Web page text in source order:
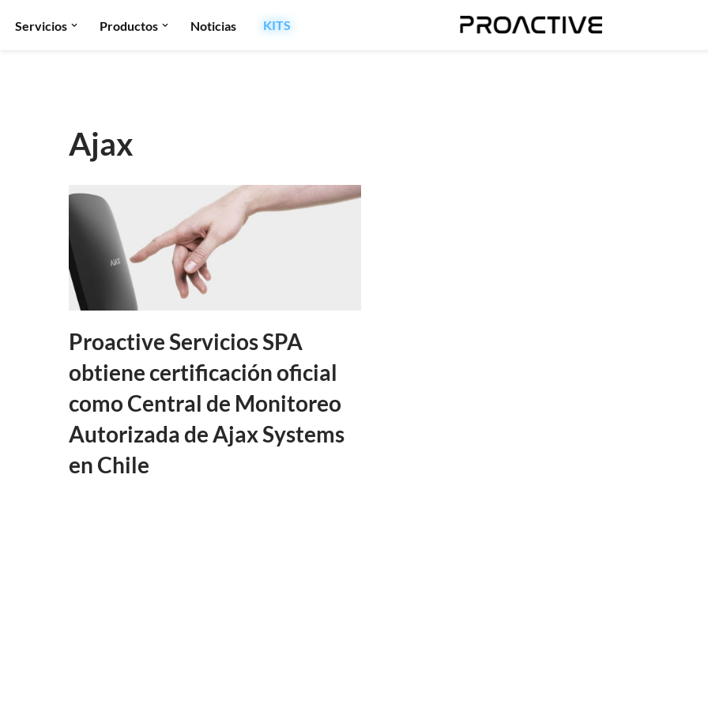
Servicios Productos Noticias KITS
Ajax
Proactive Servicios SPA
obtiene certificación oficial
como Central de Monitoreo
Autorizada de Ajax Systems
en Chile